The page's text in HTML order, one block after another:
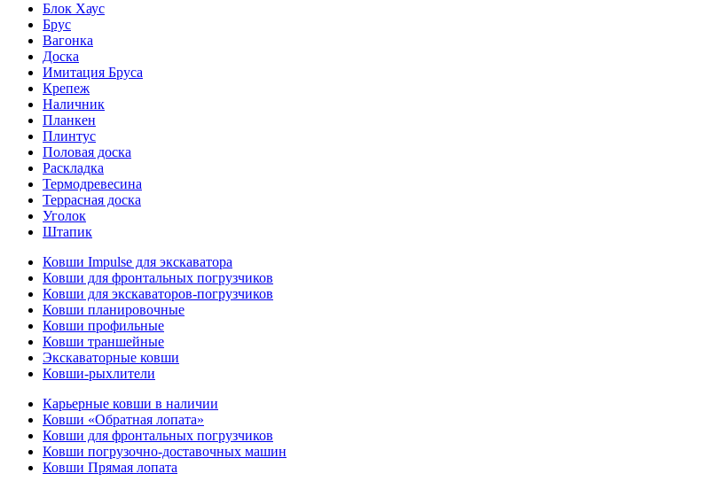
Блок Хаус
Брус
Вагонка
Доска
Имитация Бруса
Крепеж
Наличник
Планкен
Плинтус
Половая доска
Раскладка
Термодревесина
Террасная доска
Уголок
Штапик
Ковши Impulse для экскаватора
Ковши для фронтальных погрузчиков
Ковши для экскаваторов-погрузчиков
Ковши планировочные
Ковши профильные
Ковши траншейные
Экскаваторные ковши
Ковши-рыхлители
Карьерные ковши в наличии
Ковши «Обратная лопата»
Ковши для фронтальных погрузчиков
Ковши погрузочно-доставочных машин
Ковши Прямая лопата